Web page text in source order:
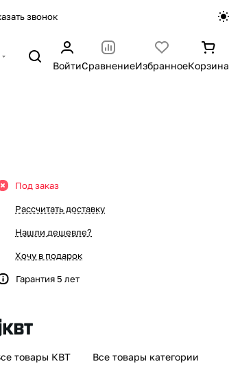
звонок
ВойтиСравнениеИзбранноеКорзина
Под заказ
Рассчитать доставку
Нашли дешевле?
Хочу в подарок
Гарантия 5 лет
товары КВТ Все товары категории